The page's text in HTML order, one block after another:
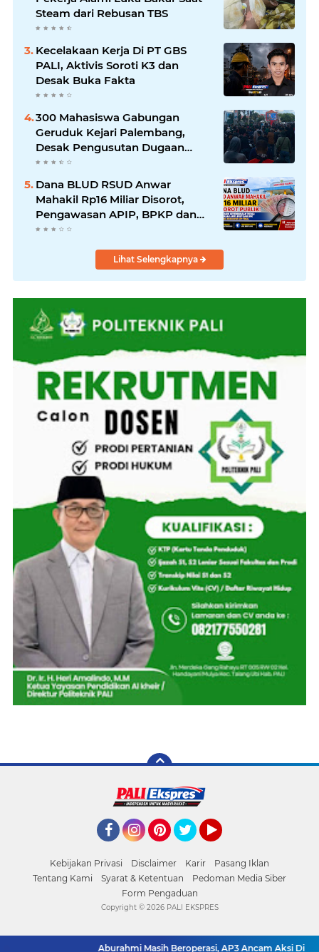
Steam dari Rebusan TBS
Kecelakaan Kerja Di PT GBS
PALI, Aktivis Soroti K3 dan
Desak Buka Fakta
300 Mahasiswa Gabungan
Geruduk Kejari Palembang,
Desak Pengusutan Dugaan
Korupsi Tanpa Tebang Pilih
Dana BLUD RSUD Anwar
Mahakil Rp16 Miliar Disorot,
Pengawasan APIP, BPKP dan
BPK Harus Bergerak Optimal
Lihat Selengkapnya
Kebijakan Privasi Disclaimer Karir
Pasang Iklan
Tentang Kami
Syarat & Ketentuan
Pedoman Media Siber
Form Pengaduan
Aburahmi Masih Beroperasi, AP3 Ancam Aksi Di DLH
Copyright © 2026 PALI EKSPRES